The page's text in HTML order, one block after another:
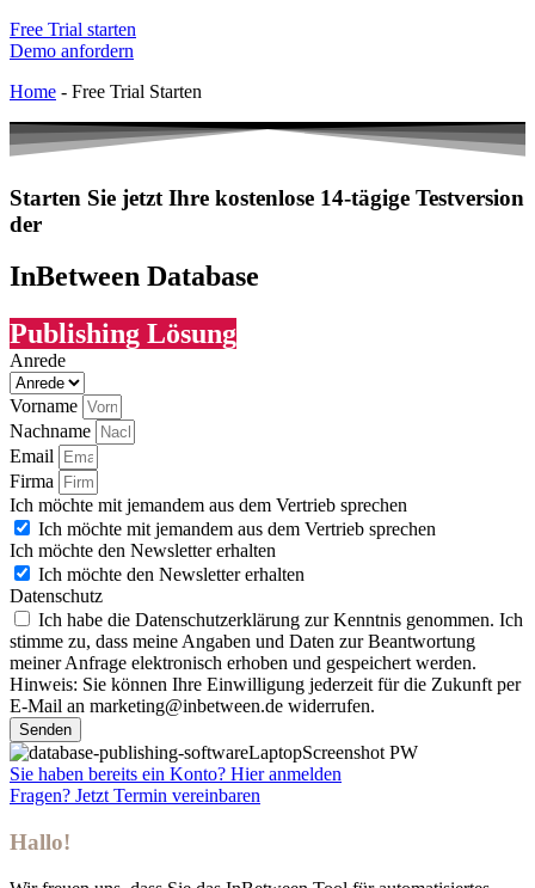
Free Trial starten
Demo anfordern
Home - Free Trial Starten
Starten Sie jetzt Ihre kostenlose 14-tägige Testversion
der
InBetween Database
Publishing Lösung
Anrede
Vorname
Nachname
Email
Firma
Ich möchte mit jemandem aus dem Vertrieb sprechen
Ich möchte mit jemandem aus dem Vertrieb sprechen
Ich möchte den Newsletter erhalten
Ich möchte den Newsletter erhalten
Datenschutz
Ich habe die Datenschutzerklärung zur Kenntnis genommen. Ich
stimme zu, dass meine Angaben und Daten zur Beantwortung
meiner Anfrage elektronisch erhoben und gespeichert werden.
Hinweis: Sie können Ihre Einwilligung jederzeit für die Zukunft per
E-Mail an marketing@inbetween.de widerrufen.
Senden
Sie haben bereits ein Konto? Hier anmelden
Fragen? Jetzt Termin vereinbaren
Hallo!